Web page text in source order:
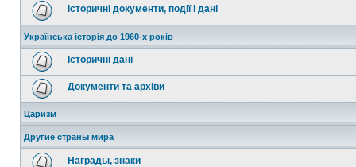
Історичні документи, події і дані
Українська історія до 1960-х років
Історичні дані
Документи та архіви
Царизм
Другие страны мира
Награды, знаки